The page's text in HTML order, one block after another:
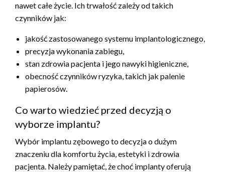
nawet całe życie. Ich trwałość zależy od takich
czynników jak:
jakość zastosowanego systemu implantologicznego,
precyzja wykonania zabiegu,
stan zdrowia pacjenta i jego nawyki higieniczne,
obecność czynników ryzyka, takich jak palenie
papierosów.
Co warto wiedzieć przed decyzją o
wyborze implantu?
Wybór implantu zębowego to decyzja o dużym
znaczeniu dla komfortu życia, estetyki i zdrowia
pacjenta. Należy pamiętać, że choć implanty oferują